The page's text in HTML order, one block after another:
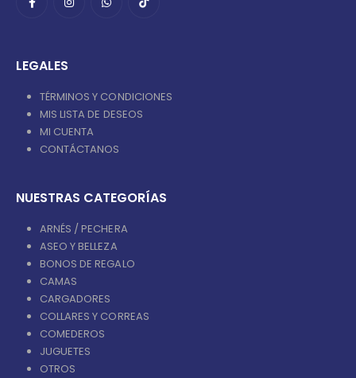
LEGALES
TÉRMINOS Y CONDICIONES
MIS LISTA DE DESEOS
MI CUENTA
CONTÁCTANOS
NUESTRAS CATEGORÍAS
ARNÉS / PECHERA
ASEO Y BELLEZA
BONOS DE REGALO
CAMAS
CARGADORES
COLLARES Y CORREAS
COMEDEROS
JUGUETES
OTROS